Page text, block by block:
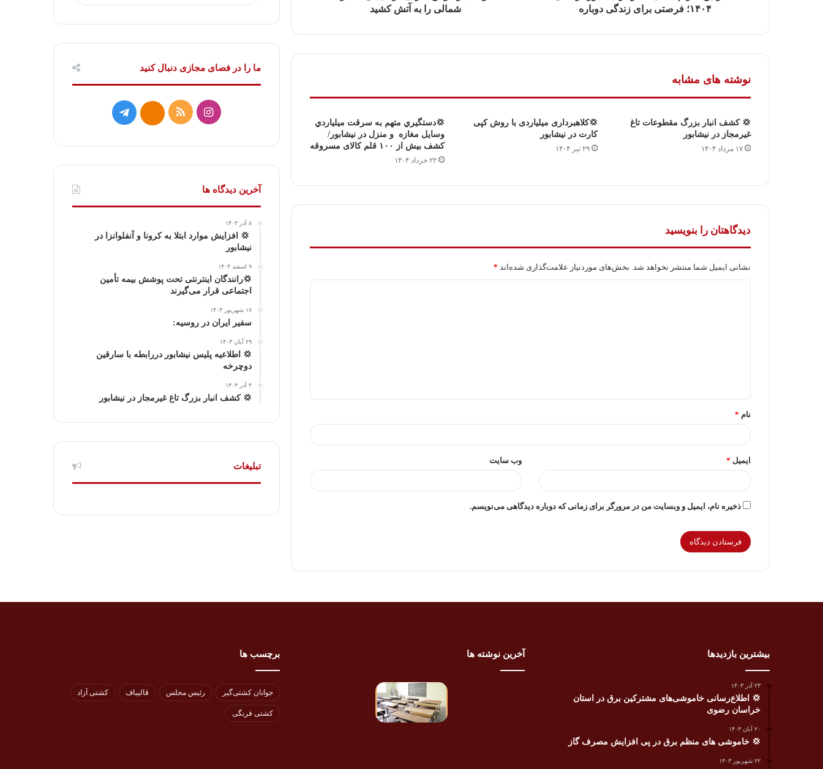
۱۴۰۴؛ فرصتی برای زندگی دوباره
شمالی را به آتش کشید
نوشته های مشابه
💢 كشف انبار بزرگ مقطوعات تاغ
غیرمجاز در نیشابور
۱۷ مرداد ۱۴۰۴
💢کلاهبرداری میلیاردی با روش کپی
کارت در نیشابور
۲۹ تیر ۱۴۰۴
💢دستگيري متهم به سرقت ميلياردي
وسایل مغازه و منزل در نیشابور/
کشف بیش از ۱۰۰ قلم کالای مسروقه
۲۲ خرداد ۱۴۰۴
دیدگاهتان را بنویسید
نشانی ایمیل شما منتشر نخواهد شد. بخش‌های موردنیاز علامت‌گذاری شده‌اند *
*
نام *
ایمیل * وب‌ سایت
ذخیره نام، ایمیل و وبسایت من در مرورگر برای زمانی که دوباره دیدگاهی می‌نویسم.
ما را در فصای مجازی دنبال کنید
ا
س
ت
ا
ر
خ
ک
ت
گ
ا
م
آخرین دیدگاه ها
۸ آذر ۱۴۰۳
‍ 💢 افزایش موارد ابتلا به کرونا و آنفلوانزا در
نیشابور
۹ اسفند ۱۴۰۳
💢رانندگان اینترنتی تحت پوشش بیمه تأمین
اجتماعی قرار می‌گیرند
۱۷ شهریور ۱۴۰۳
سفیر ایران در روسیه:
۲۹ آبان ۱۴۰۳
💢 اطلاعیه پلیس نیشابور دررابطه با سارقین
دوچرخه
۴ آذر ۱۴۰۳
💢 كشف انبار بزرگ تاغ غیرمجاز در نیشابور
تبلیغات
بیشترین بازدیدها
۲۳ آذر ۱۴۰۳
💢 اطلاع‌رسانی خاموشی‌های مشترکین برق در استان
خراسان رضوی
۲۰ آبان ۱۴۰۳
💢 خاموشی های منظم برق در پی افزایش مصرف گاز
۲۲ شهریور ۱۴۰۳
آخرین نوشته ها برچسب ها
جوانان کشتی‌گیر رئیس مجلس قالیباف کشتی آزاد
کشتی فرنگی